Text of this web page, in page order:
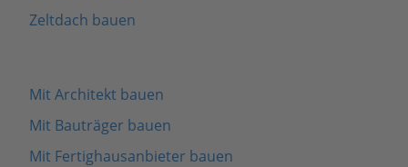
Zeltdach bauen
Mit Architekt bauen
Mit Bauträger bauen
Mit Fertighausanbieter bauen